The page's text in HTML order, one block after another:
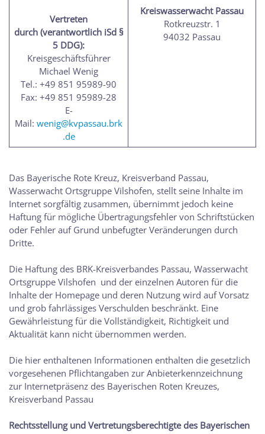
Vertreten
durch (verantwortlich iSd §
5 DDG):
Kreisgeschäftsführer
Michael Wenig
Tel.: +49 851 95989-90
Fax: +49 851 95989-28
E-
Mail: wenig@kvpassau.brk
.de
Kreiswasserwacht Passau
Rotkreuzstr. 1
94032 Passau
Das Bayerische Rote Kreuz, Kreisverband Passau,
Wasserwacht Ortsgruppe Vilshofen, stellt seine Inhalte im
Internet sorgfältig zusammen, übernimmt jedoch keine
Haftung für mögliche Übertragungsfehler von Schriftstücken
oder Fehler auf Grund unbefugter Veränderungen durch
Dritte.
Die Haftung des BRK-Kreisverbandes Passau, Wasserwacht
Ortsgruppe Vilshofen und der einzelnen Autoren für die
Inhalte der Homepage und deren Nutzung wird auf Vorsatz
und grob fahrlässiges Verschulden beschränkt. Eine
Gewährleistung für die Vollständigkeit, Richtigkeit und
Aktualität kann nicht übernommen werden.
Die hier enthaltenen Informationen enthalten die gesetzlich
vorgesehenen Pflichtangaben zur Anbieterkennzeichnung
zur Internetpräsenz des Bayerischen Roten Kreuzes,
Kreisverband Passau
Rechtsstellung und Vertretungsberechtigte des Bayerischen